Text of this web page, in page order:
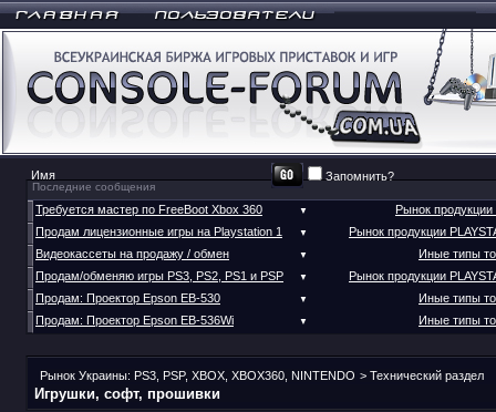
Запомнить?
Последние сообщения
Требуется мастер по FreeBoot Xbox 360 ▼
Рынок продукции
Продам лицензионные игры на Playstation 1
▼
Рынок продукции
Видеокассеты на продажу / обмен
▼
Иные типы
Продам/обменяю игры PS3, PS2, PS1 и PSP
▼
Рынок продукции
Продам: Проектор Epson EB-530
▼
Иные типы
Продам: Проектор Epson EB-536Wi
▼ Иные типы
Рынок Украины: PS3, PSP, XBOX, XBOX360, NINTENDO > Технический раздел
Игрушки, софт, прошивки